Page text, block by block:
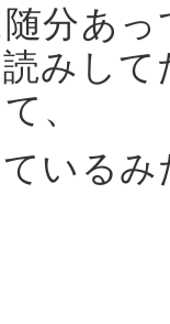
分あ
みし
、
いる